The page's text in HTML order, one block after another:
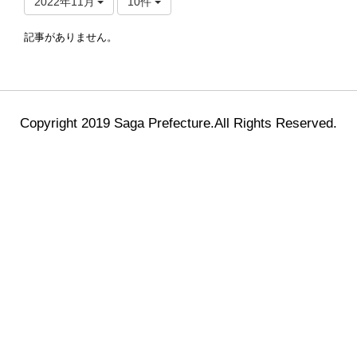
記事がありません。
Copyright 2019 Saga Prefecture.All Rights Reserved.